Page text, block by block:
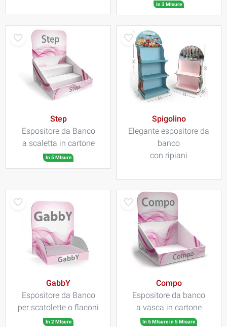
In 3 MIsure
Step
Espositore da Banco
a scaletta in cartone
In 5 MIsure
Spigolino
Elegante espositore da
banco
con ripiani
GabbY
Espositore da Banco
per scatolette o flaconi
In 2 MIsure
Compo
Espositore da banco
a vasca in cartone
In 5 MIsure in 5 Misure